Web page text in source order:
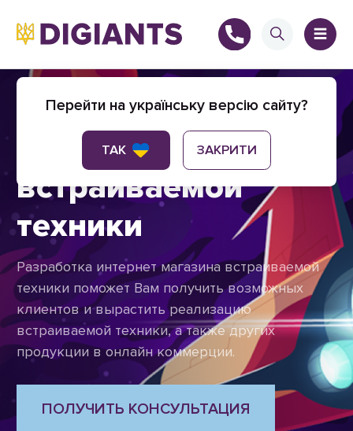
Создание интернет
магазина
встраиваемой
техники
Разработка интернет магазина встраиваемой
техники поможет Вам получить возможных
клиентов и вырастить реализацию
встраиваемой техники, а также других
продукции в онлайн коммерции.
ПОЛУЧИТЬ КОНСУЛЬТАЦИЯ
+
Перейти на українську версію сайту?
ЗАКРИТИ
ТАК